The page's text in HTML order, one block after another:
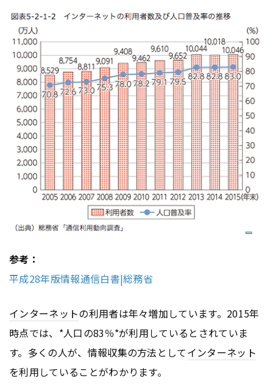
参考：
平成28年版情報通信白書|総務省
インターネットの利用者は年々増加しています。2015年
時点では、*人口の83％*が利用しているとされていま
す。多くの人が、情報収集の方法としてインターネット
を利用していることがわかります。